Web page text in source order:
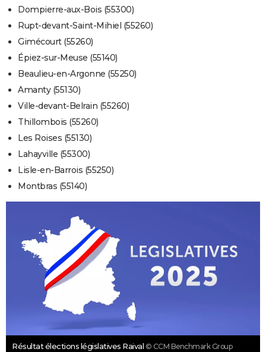
Dompierre-aux-Bois (55300)
Rupt-devant-Saint-Mihiel (55260)
Gimécourt (55260)
Épiez-sur-Meuse (55140)
Beaulieu-en-Argonne (55250)
Amanty (55130)
Ville-devant-Belrain (55260)
Thillombois (55260)
Les Roises (55130)
Lahayville (55300)
Lisle-en-Barrois (55250)
Montbras (55140)
Résultat élections législatives Raival © CCM Benchmark Group